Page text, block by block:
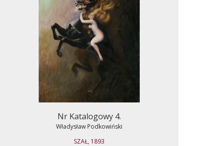
Nr Katalogowy 4.
Władysław Podkowiński
SZAŁ, 1893